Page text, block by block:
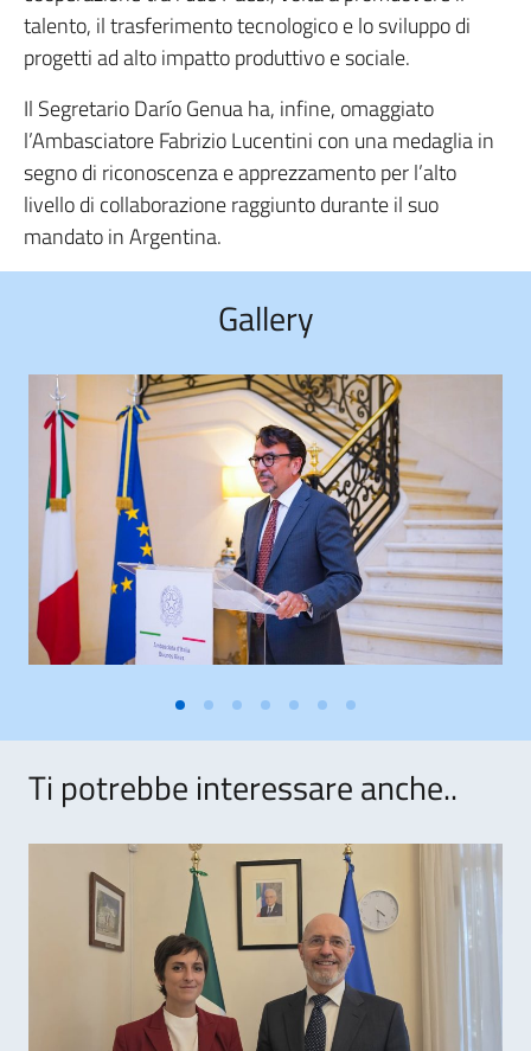
talento, il trasferimento tecnologico e lo sviluppo di
progetti ad alto impatto produttivo e sociale.
Il Segretario Darío Genua ha, infine, omaggiato
l’Ambasciatore Fabrizio Lucentini con una medaglia in
segno di riconoscenza e apprezzamento per l’alto
livello di collaborazione raggiunto durante il suo
mandato in Argentina.
Gallery
Ti potrebbe interessare anche..